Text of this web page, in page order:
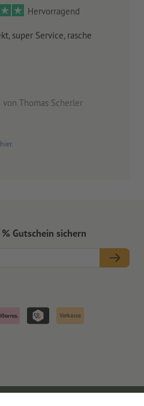
Hervorragend
super Service, rasche
von Thomas Scherler
hier.
Gutschein sichern
Vorkasse